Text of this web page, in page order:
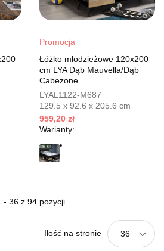
Promocja
Łóżko młodzieżowe 120x200
cm LYA Dąb Mauvella/Dąb
Cabezone
LYAL1122-M687
129.5 x 92.6 x 205.6 cm
959,20 zł
Warianty:
- 36 z 94 pozycji
Ilość na stronie 36